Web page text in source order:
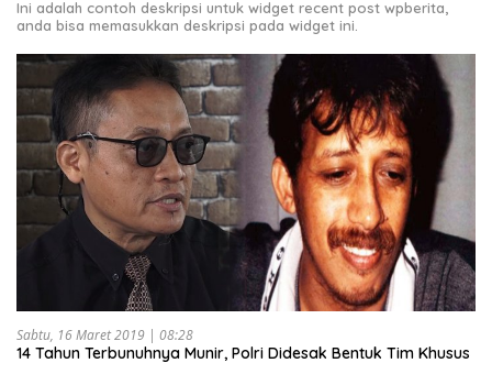
Ini adalah contoh deskripsi untuk widget recent post wpberita,
anda bisa memasukkan deskripsi pada widget ini.
Sabtu, 16 Maret 2019 | 08:28
14 Tahun Terbunuhnya Munir, Polri Didesak Bentuk Tim Khusus